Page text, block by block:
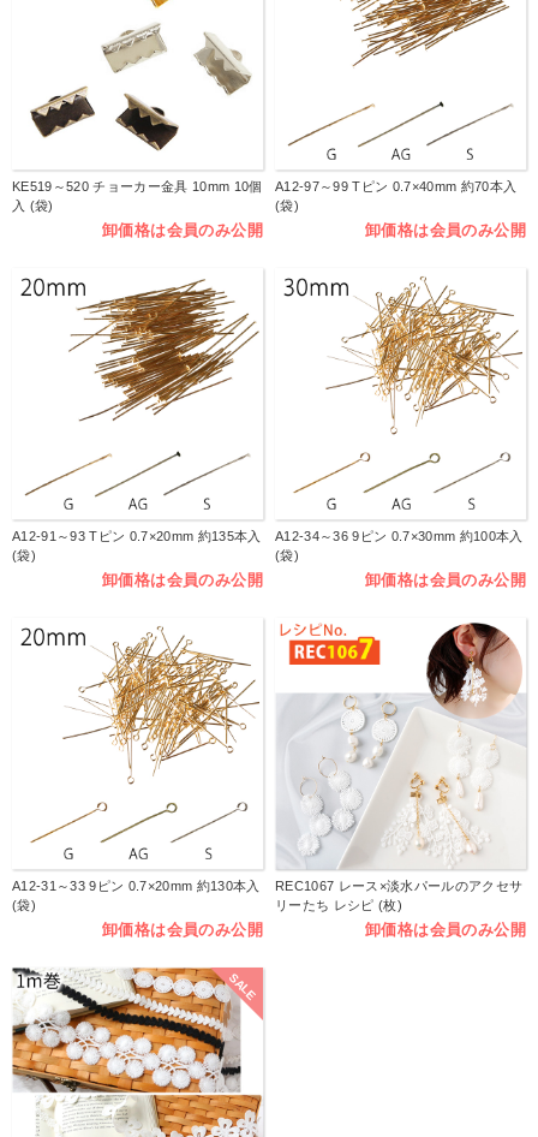
KE519～520 チョーカー金具 10mm 10個
入 (袋)
卸価格は会員のみ公開
A12-97～99 Tピン 0.7×40mm 約70本入
(袋)
卸価格は会員のみ公開
A12-91～93 Tピン 0.7×20mm 約135本入
(袋)
卸価格は会員のみ公開
A12-34～36 9ピン 0.7×30mm 約100本入
(袋)
卸価格は会員のみ公開
A12-31～33 9ピン 0.7×20mm 約130本入
(袋)
卸価格は会員のみ公開
REC1067 レース×淡水パールのアクセサ
リーたち レシピ (枚)
卸価格は会員のみ公開
SALE